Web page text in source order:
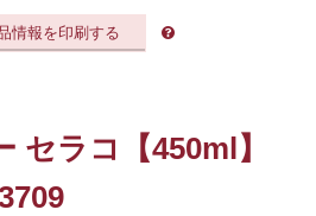
情報を印刷する
セラコ【450ml】